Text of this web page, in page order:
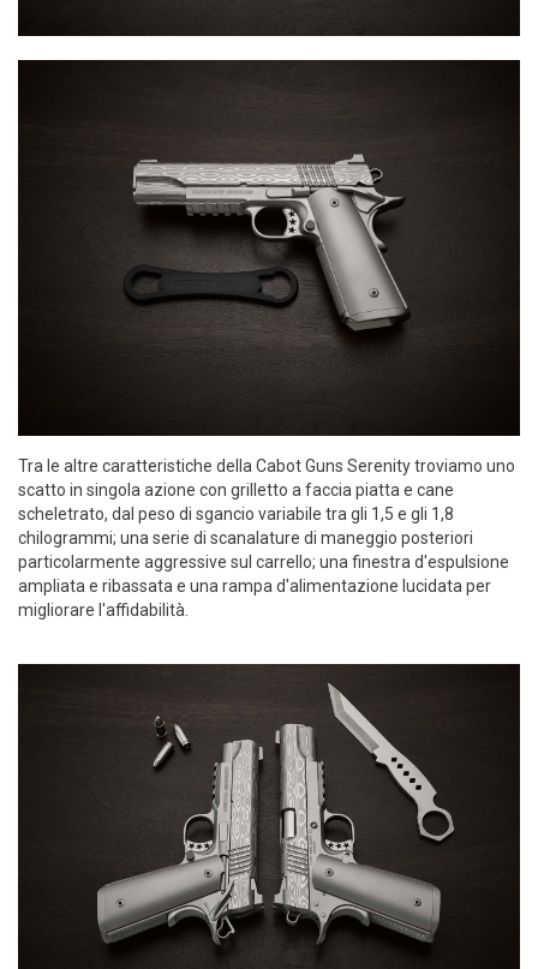
Tra le altre caratteristiche della Cabot Guns Serenity troviamo uno
scatto in singola azione con grilletto a faccia piatta e cane
scheletrato, dal peso di sgancio variabile tra gli 1,5 e gli 1,8
chilogrammi; una serie di scanalature di maneggio posteriori
particolarmente aggressive sul carrello; una finestra d'espulsione
ampliata e ribassata e una rampa d'alimentazione lucidata per
migliorare l'affidabilità.